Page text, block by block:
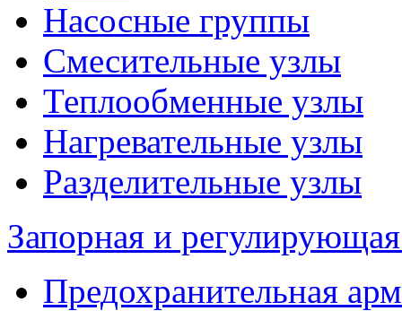
Насосные группы
Смесительные узлы
Теплообменные узлы
Нагревательные узлы
Разделительные узлы
Запорная и
Предохранительная